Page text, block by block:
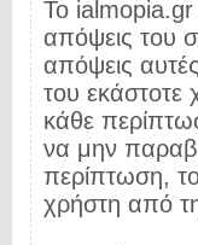
Το ialmopia.gr
απόψεις του
απόψεις
του εκάστοτε
κάθε
να μην
περίπτωση,
χρήστη από